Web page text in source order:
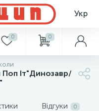
Укр
0 0
Іт"Динозавр/
Відгуки 0